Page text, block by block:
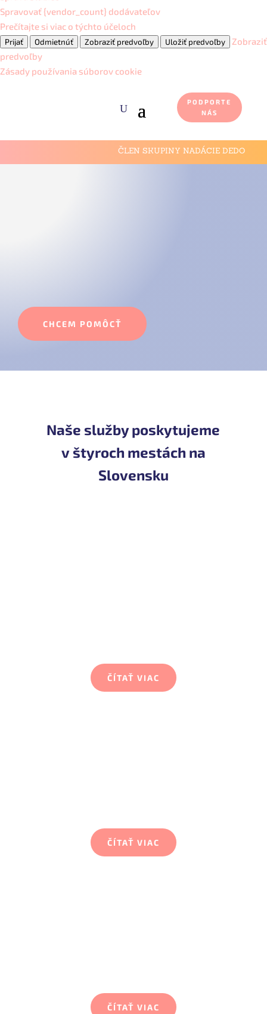
Spravovať {vendor_count} dodávateľov
Prečítajte si viac o týchto účeloch
Prijať Odmietnúť Zobraziť predvoľby Uložiť predvoľby
Zobraziť
predvoľby
Zásady používania súborov cookie
PODPORTE
NÁS
ČLEN SKUPINY NADÁCIE DEDO
CHCEM POMÔCŤ
Naše služby poskytujeme
v štyroch mestách na
Slovensku
ČÍTAŤ VIAC
ČÍTAŤ VIAC
ČÍTAŤ VIAC